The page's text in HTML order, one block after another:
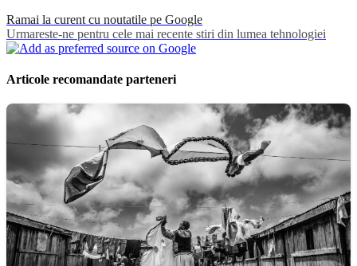
Ramai la curent cu noutatile pe Google
Urmareste-ne pentru cele mai recente stiri din lumea tehnologiei
Articole recomandate parteneri